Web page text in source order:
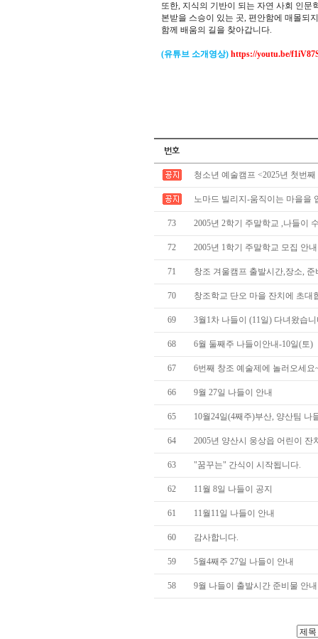
또한, 지식의 기반이 되는 자연 사회 인문
본받을 스승이 있는 곳, 편안함에 매몰되
함께 배움의 길을 찾아갑니다.
(유튜브 소개영상) https://youtu.be/
청소년 예술캠프 <2025년 첫번
노마드 빌리지-움직이는 마을을
73 2005년 2학기 주말학교 ,나들이
72 2005년 1학기 주말학교 모집 안내
71 창조 겨울캠프 출발시간,장소, 준
70 창조학교 단오 마을 잔치에 초대
69 3월1차 나들이 (11일) 다녀왔습
68 6월 둘째주 나들이안내-10일(토)
67 6번째 창조 예술제에 놀러오세요
66 9월 27일 나들이 안내
65 10월24일(4째주)부산, 양산팀 나
64 2005년 양산시 웅상읍 어린이 잔
63 "꿈꾸는" 간식이 시작됩니다.
62 11월 8일 나들이 공지
61 11월11일 나들이 안내
60 감사합니다.
59 5월4째주 27일 나들이 안내
58 9월 나들이 출발시간 준비물 안내